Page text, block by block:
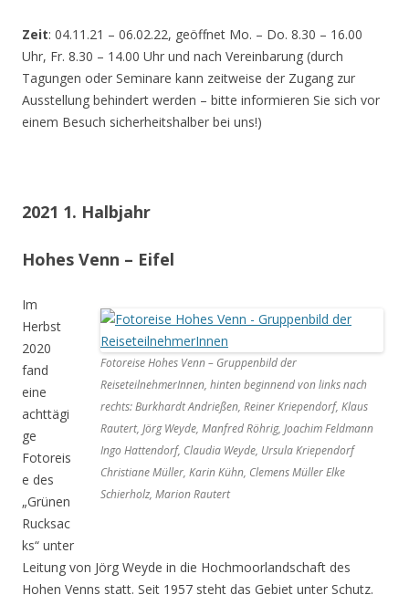
Zeit: 04.11.21 – 06.02.22, geöffnet Mo. – Do. 8.30 – 16.00
Uhr, Fr. 8.30 – 14.00 Uhr und nach Vereinbarung (durch
Tagungen oder Seminare kann zeitweise der Zugang zur
Ausstellung behindert werden – bitte informieren Sie sich vor
einem Besuch sicherheitshalber bei uns!)
2021 1. Halbjahr
Hohes Venn – Eifel
Fotoreise Hohes Venn – Gruppenbild der
ReiseteilnehmerInnen, hinten beginnend von links nach
rechts: Burkhardt Andrießen, Reiner Kriependorf, Klaus
Rautert, Jörg Weyde, Manfred Röhrig, Joachim Feldmann
Ingo Hattendorf, Claudia Weyde, Ursula Kriependorf
Christiane Müller, Karin Kühn, Clemens Müller Elke
Schierholz, Marion Rautert
Im
Herbst
2020
fand
eine
achttägi
ge
Fotoreis
e des
„Grünen
Rucksac
ks“ unter
Leitung von Jörg Weyde in die Hochmoorlandschaft des
Hohen Venns statt. Seit 1957 steht das Gebiet unter Schutz.